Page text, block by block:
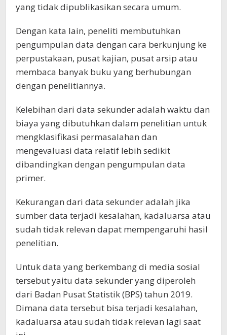
yang tidak dipublikasikan secara umum.
Dengan kata lain, peneliti membutuhkan
pengumpulan data dengan cara berkunjung ke
perpustakaan, pusat kajian, pusat arsip atau
membaca banyak buku yang berhubungan
dengan penelitiannya.
Kelebihan dari data sekunder adalah waktu dan
biaya yang dibutuhkan dalam penelitian untuk
mengklasifikasi permasalahan dan
mengevaluasi data relatif lebih sedikit
dibandingkan dengan pengumpulan data
primer.
Kekurangan dari data sekunder adalah jika
sumber data terjadi kesalahan, kadaluarsa atau
sudah tidak relevan dapat mempengaruhi hasil
penelitian.
Untuk data yang berkembang di media sosial
tersebut yaitu data sekunder yang diperoleh
dari Badan Pusat Statistik (BPS) tahun 2019.
Dimana data tersebut bisa terjadi kesalahan,
kadaluarsa atau sudah tidak relevan lagi saat